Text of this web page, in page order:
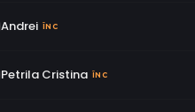
Andrei ÎNC
Petrila Cristina ÎNC